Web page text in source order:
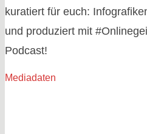
kuratiert für euch:
und produziert mit
Podcast!
Mediadaten